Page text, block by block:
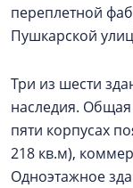
переплетной
Пушкарской
Три из шести
наследия.
пяти корпусах
218 кв.м),
Одноэтажное